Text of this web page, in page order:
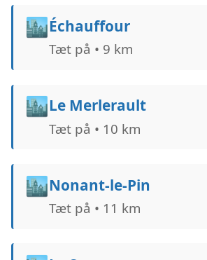
🏙️Échauffour
Tæt på • 9 km
🏙️Le Merlerault
Tæt på • 10 km
🏙️Nonant-le-Pin
Tæt på • 11 km